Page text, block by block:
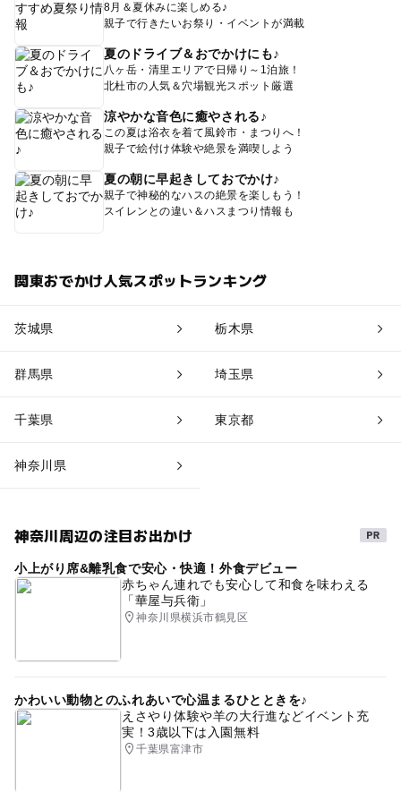
8月＆夏休みに楽しめる♪
親子で行きたいお祭り・イベントが満載
夏のドライブ＆おでかけにも♪
八ヶ岳・清里エリアで日帰り～1泊旅！
北杜市の人気＆穴場観光スポット厳選
涼やかな音色に癒やされる♪
この夏は浴衣を着て風鈴市・まつりへ！
親子で絵付け体験や絶景を満喫しよう
夏の朝に早起きしておでかけ♪
親子で神秘的なハスの絶景を楽しもう！
スイレンとの違い＆ハスまつり情報も
関東おでかけ人気スポットランキング
茨城県 栃木県
群馬県 埼玉県
千葉県 東京都
神奈川県
神奈川周辺の注目お出かけ
小上がり席&離乳食で安心・快適！外食デビュー
赤ちゃん連れでも安心して和食を味わえる
「華屋与兵衛」
神奈川県横浜市鶴見区
かわいい動物とのふれあいで心温まるひとときを♪
えさやり体験や羊の大行進などイベント充
実！3歳以下は入園無料
千葉県富津市